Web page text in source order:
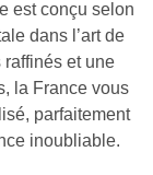
est conçu selon
dans l’art de
et une
la France vous
parfaitement
inoubliable.